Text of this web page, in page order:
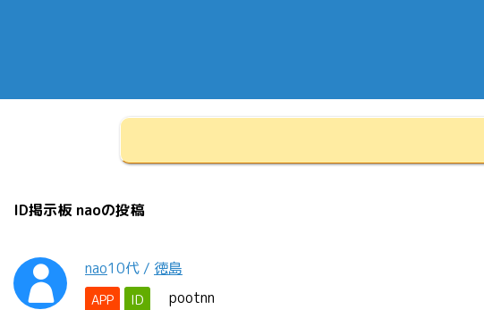
ID掲示板 naoの投稿
nao10代 / 徳島
APP ID pootnn